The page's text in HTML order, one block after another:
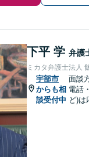
下平 学 弁護
ミカタ弁護士法人
宇部市
からも相
談受付中
面談
電話
ど)は